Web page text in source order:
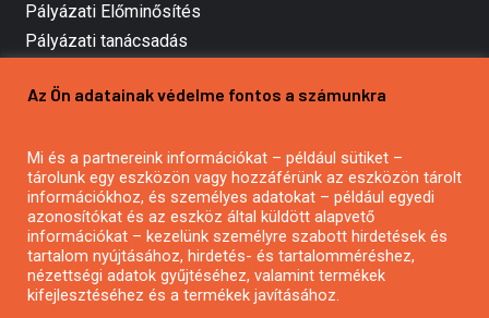
Pályázati Előminősítés
Pályázati tanácsadás
Mezőgazdasági pályázatírás
Pályázatírás civil szervezeteknek
Pályázatírás önkormányzatoknak
Pályázatfigyelés
Specifikus pályázatfigyelés vagy hírlevél
Az Ön adatainak védelme fontos a számunkra
Mi és a partnereink információkat – például sütiket –
tárolunk egy eszközön vagy hozzáférünk az eszközön tárolt
információkhoz, és személyes adatokat – például egyedi
azonosítókat és az eszköz által küldött alapvető
információkat – kezelünk személyre szabott hirdetések és
tartalom nyújtásához, hirdetés- és tartalomméréshez,
nézettségi adatok gyűjtéséhez, valamint termékek
kifejlesztéséhez és a termékek javításához.